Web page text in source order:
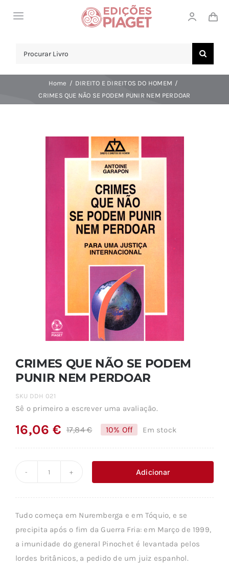
Toggle
NOTICIAS
Search
Home
DIREITO E DIREITOS DO HOMEM
CRIMES QUE NÃO SE PODEM PUNIR NEM PERDOAR
CRIMES QUE NÃO SE PODEM
PUNIR NEM PERDOAR
SKU DDH 021
Sê o primeiro a escrever uma avaliação.
17,84€O
original
era:
16,06€
O
é:
10% Off Em stock
QUE
NÃO
Adicionar
Tudo começa em Nuremberga e em Tóquio, e se
precipita após o fim da Guerra Fria: em Março de 1999,
a imunidade do general Pinochet é levantada pelos
lordes britânicos, a pedido de um juiz espanhol.